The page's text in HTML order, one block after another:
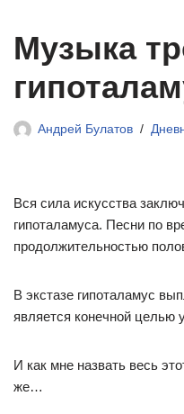
Музыка
Андрей Булатов
Вся сила искусства
гипоталамуса. Песни по
продолжительностью
В экстазе гипоталамус
является конечной целью
И как мне назвать весь
же…